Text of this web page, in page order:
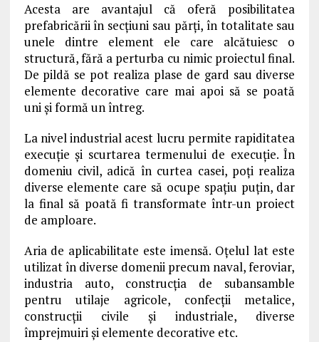
Acesta are avantajul că oferă posibilitatea
prefabricării în secțiuni sau părți, în totalitate sau
unele dintre element ele care alcătuiesc o
structură, fără a perturba cu nimic proiectul final.
De pildă se pot realiza plase de gard sau diverse
elemente decorative care mai apoi să se poată
uni și formă un întreg.
La nivel industrial acest lucru permite rapiditatea
execuție și scurtarea termenului de execuție. În
domeniu civil, adică în curtea casei, poți realiza
diverse elemente care să ocupe spațiu puțin, dar
la final să poată fi transformate într-un proiect
de amploare.
Aria de aplicabilitate este imensă. Oțelul lat este
utilizat în diverse domenii precum naval, feroviar,
industria auto, construcția de subansamble
pentru utilaje agricole, confecții metalice,
construcții civile și industriale, diverse
împrejmuiri și elemente decorative etc.